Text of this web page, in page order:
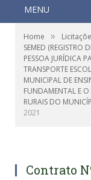
MENU
Home »
SEMED (REGISTRO
PESSOA JURÍDICA
TRANSPORTE
MUNICIPAL DE
FUNDAMENTAL E
RURAIS DO
2021
Contrato